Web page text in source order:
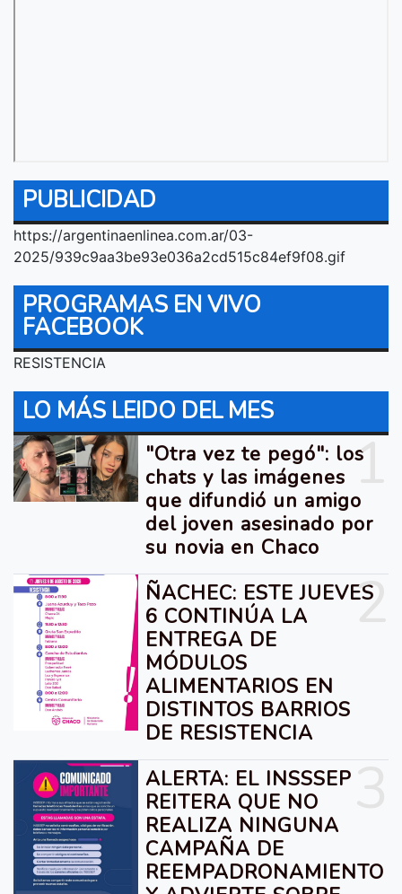
PUBLICIDAD
https://argentinaenlinea.com.ar/03-
2025/939c9aa3be93e036a2cd515c84ef9f08.gif
PROGRAMAS EN VIVO
FACEBOOK
RESISTENCIA
LO MÁS LEIDO DEL MES
1
"Otra vez te pegó": los
chats y las imágenes
que difundió un amigo
del joven asesinado por
su novia en Chaco
2
ÑACHEC: ESTE JUEVES
6 CONTINÚA LA
ENTREGA DE
MÓDULOS
ALIMENTARIOS EN
DISTINTOS BARRIOS
DE RESISTENCIA
ALERTA: EL INSSSEP
REITERA QUE NO
REALIZA NINGUNA
CAMPAÑA DE
REEMPADRONAMIENTO